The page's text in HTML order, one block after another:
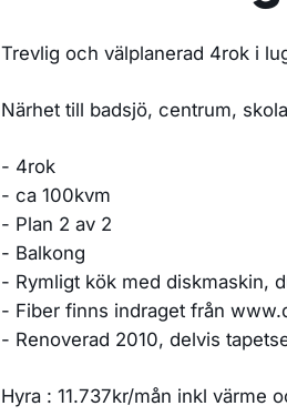
Trevlig och välplanerad 4rok i
Närhet till badsjö, centrum,
- 4rok
- ca 100kvm
- Plan 2 av 2
- Balkong
- Rymligt kök med diskmaskin,
- Fiber finns indraget från
- Renoverad 2010, delvis
Hyra : 11.737kr/mån inkl värme